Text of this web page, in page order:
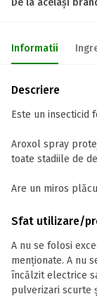
De la același
Informatii
Descriere
Este un insecticid
Aroxol spray
toate stadiile de
Are un miros
Sfat utilizare/
A nu se folosi
menționate. A nu
încălzit electrice
pulverizari scurte